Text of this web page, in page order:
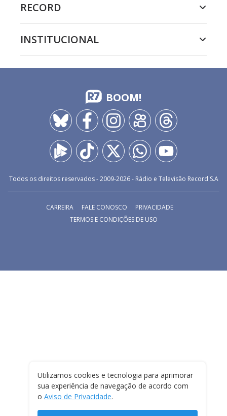
RECORD
INSTITUCIONAL
BOOM!
Todos os direitos reservados - 2009-2026- Rádio e Televisão Record S.A
CARREIRA FALE CONOSCO
PRIVACIDADE
TERMOS E CONDIÇÕES DE USO
Utilizamos cookies e tecnologia para aprimorar
sua experiência de navegação de acordo com
o Aviso de Privacidade.